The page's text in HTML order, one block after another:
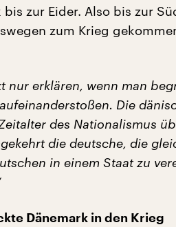
bis zur Eider. Also bis zur
zum Krieg
nur erklären, wenn man
Die
des Nationalismus
die deutsche, die
in einem Staat zu
Dänemark in den Krieg